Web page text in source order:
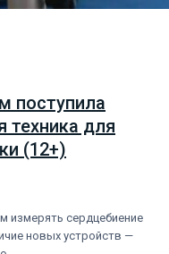
поступила
техника для
(12+)
сердцебиение
новых устройств —